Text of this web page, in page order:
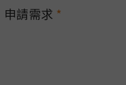
請需求